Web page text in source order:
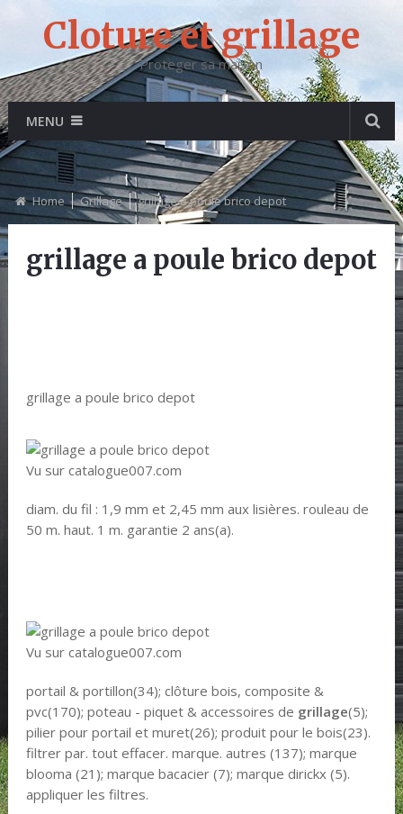
Cloture et grillage
Proteger sa maison
MENU
Home Grillage grillage a poule brico depot
grillage a poule brico depot
grillage a poule brico depot
Vu sur catalogue007.com
diam. du fil : 1,9 mm et 2,45 mm aux lisières. rouleau de
50 m. haut. 1 m. garantie 2 ans(a).
Vu sur catalogue007.com
portail & portillon(34); clôture bois, composite &
pvc(170); poteau - piquet & accessoires de grillage(5);
pilier pour portail et muret(26); produit pour le bois(23).
filtrer par. tout effacer. marque. autres (137); marque
blooma (21); marque bacacier (7); marque dirickx (5).
appliquer les filtres.